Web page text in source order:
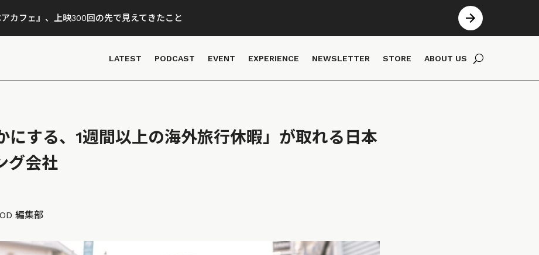
カフェ』、上映300回の先で見えてきたこと
LATEST PODCAST EVENT EXPERIENCE NEWSLETTER STORE ABOUT US
にする、1週間以上の海外旅行休暇」が取れる日本
グ会社
編集部